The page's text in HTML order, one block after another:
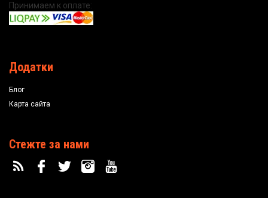
Принимаем к оплате:
Додатки
Блог
Карта сайта
Стежте за нами